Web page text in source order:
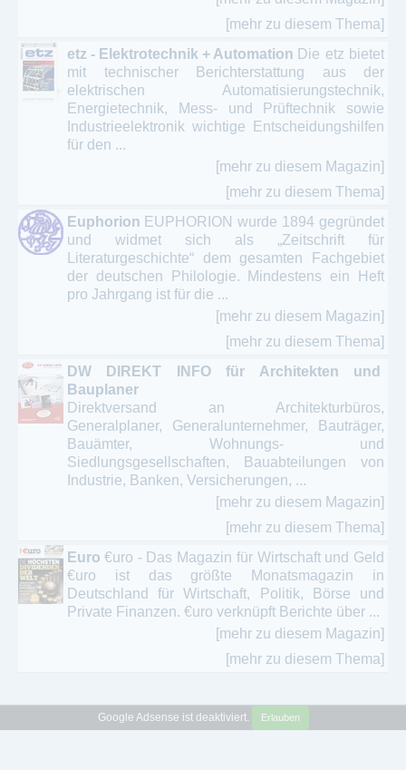
[mehr zu diesem Thema]
etz - Elektrotechnik + Automation Die etz bietet
mit technischer Berichterstattung aus der
elektrischen Automatisierungstechnik,
Energietechnik, Mess- und Prüftechnik sowie
Industrieelektronik wichtige Entscheidungshilfen
für den ...
[mehr zu diesem Magazin]
[mehr zu diesem Thema]
Euphorion EUPHORION wurde 1894 gegründet
und widmet sich als „Zeitschrift für
Literaturgeschichte“ dem gesamten Fachgebiet
der deutschen Philologie. Mindestens ein Heft
pro Jahrgang ist für die ...
[mehr zu diesem Magazin]
[mehr zu diesem Thema]
DW DIREKT INFO für Architekten und
Bauplaner
Direktversand an Architekturbüros,
Generalplaner, Generalunternehmer, Bauträger,
Bauämter, Wohnungs- und
Siedlungsgesellschaften, Bauabteilungen von
Industrie, Banken, Versicherungen, ...
[mehr zu diesem Magazin]
[mehr zu diesem Thema]
Euro €uro - Das Magazin für Wirtschaft und Geld
€uro ist das größte Monatsmagazin in
Deutschland für Wirtschaft, Politik, Börse und
Private Finanzen. €uro verknüpft Berichte über ...
[mehr zu diesem Magazin]
[mehr zu diesem Thema]
Google Adsense ist deaktiviert. Erlauben